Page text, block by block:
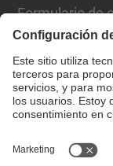
Formulario de
© UPCEscuela
Canales y Puertos